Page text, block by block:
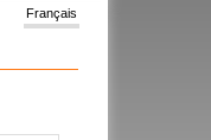
Français